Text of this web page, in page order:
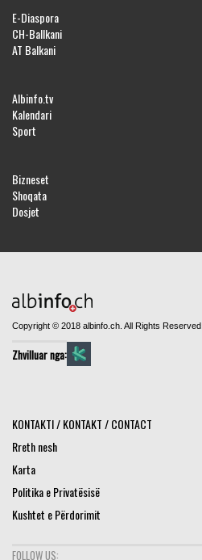
E-Diaspora
CH-Ballkani
AT Balkani
Albinfo.tv
Kalendari
Sport
Bizneset
Shoqata
Dosjet
Copyright © 2018 albinfo.ch. All Rights Reserved.
Zhvilluar nga:
KONTAKTI / KONTAKT / CONTACT
Rreth nesh
Karta
Politika e Privatësisë
Kushtet e Përdorimit
FOLLOW US: